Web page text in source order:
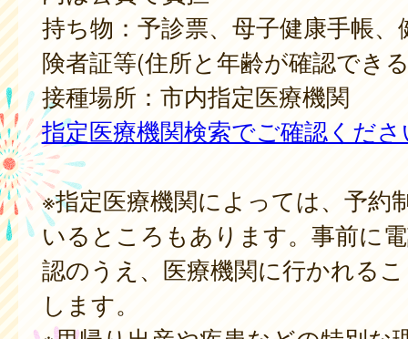
持ち物：予診票、母子健康手帳、
険者証等(住所と年齢が確認でき
接種場所：市内指定医療機関
指定医療機関検索でご確認くだ
※指定医療機関によっては、予約
いるところもあります。事前に
認のうえ、医療機関に行かれる
します。